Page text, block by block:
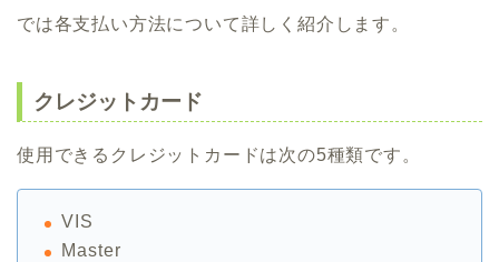
では各支払い方法について詳しく紹介します。
クレジットカード
使用できるクレジットカードは次の5種類です。
VIS
Master